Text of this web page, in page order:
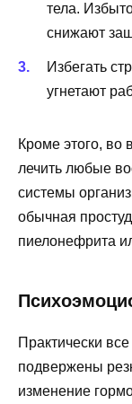
тела.
снижают
Избегать
угнетают
Кроме этого,
лечить любые
системы
обычная
пиелонефрита
Практически
подвержены
изменение